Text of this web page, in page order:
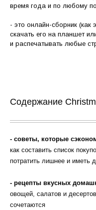
время года и по любому
- это онлайн-сборник (как
скачать его на планшет
и распечатывать любые
Содержание
- советы, которые
как составить список
потратить лишнее и иметь
- рецепты вкусных
овощей, салатов и
сочетаются